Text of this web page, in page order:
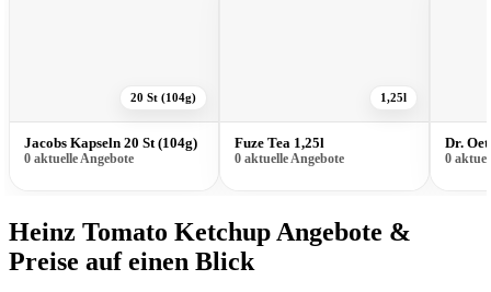
20 St (104g)
Jacobs Kapseln 20 St (104g)
0 aktuelle Angebote
1,25l
Fuze Tea 1,25l
0 aktuelle Angebote
Dr.
0
Heinz Tomato Ketchup Angebote &
Preise auf einen Blick